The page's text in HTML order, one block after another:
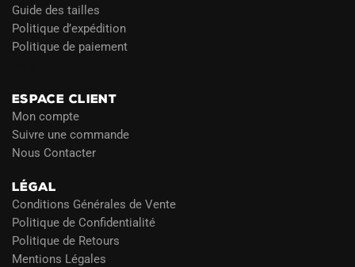
Guide des tailles
Politique d’expédition
Politique de paiement
ESPACE CLIENT
Mon compte
Suivre une commande
Nous Contacter
LÉGAL
Conditions Générales de Vente
Politique de Confidentialité
Politique de Retours
Mentions Légales